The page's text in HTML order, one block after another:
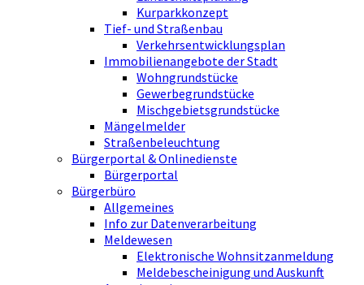
Kurparkkonzept
Tief- und Straßenbau
Verkehrsentwicklungsplan
Immobilienangebote der Stadt
Wohngrundstücke
Gewerbegrundstücke
Mischgebietsgrundstücke
Mängelmelder
Straßenbeleuchtung
Bürgerportal & Onlinedienste
Bürgerportal
Bürgerbüro
Allgemeines
Info zur Datenverarbeitung
Meldewesen
Elektronische Wohnsitzanmeldung
Meldebescheinigung und Auskunft